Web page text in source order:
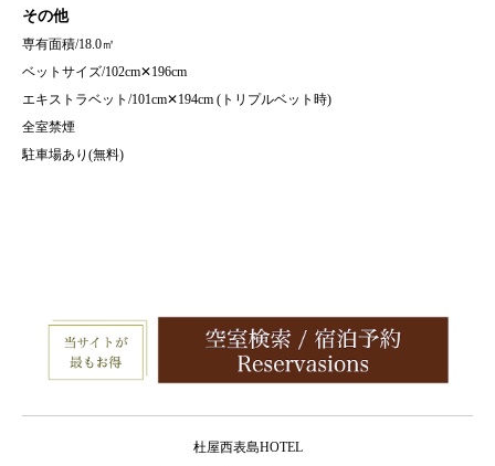
その他
専有面積/18.0㎡
ベットサイズ/102cm✕196cm
エキストラベット/101cm✕194cm (トリプルベット時)
全室禁煙
駐車場あり(無料)
杜屋西表島HOTEL